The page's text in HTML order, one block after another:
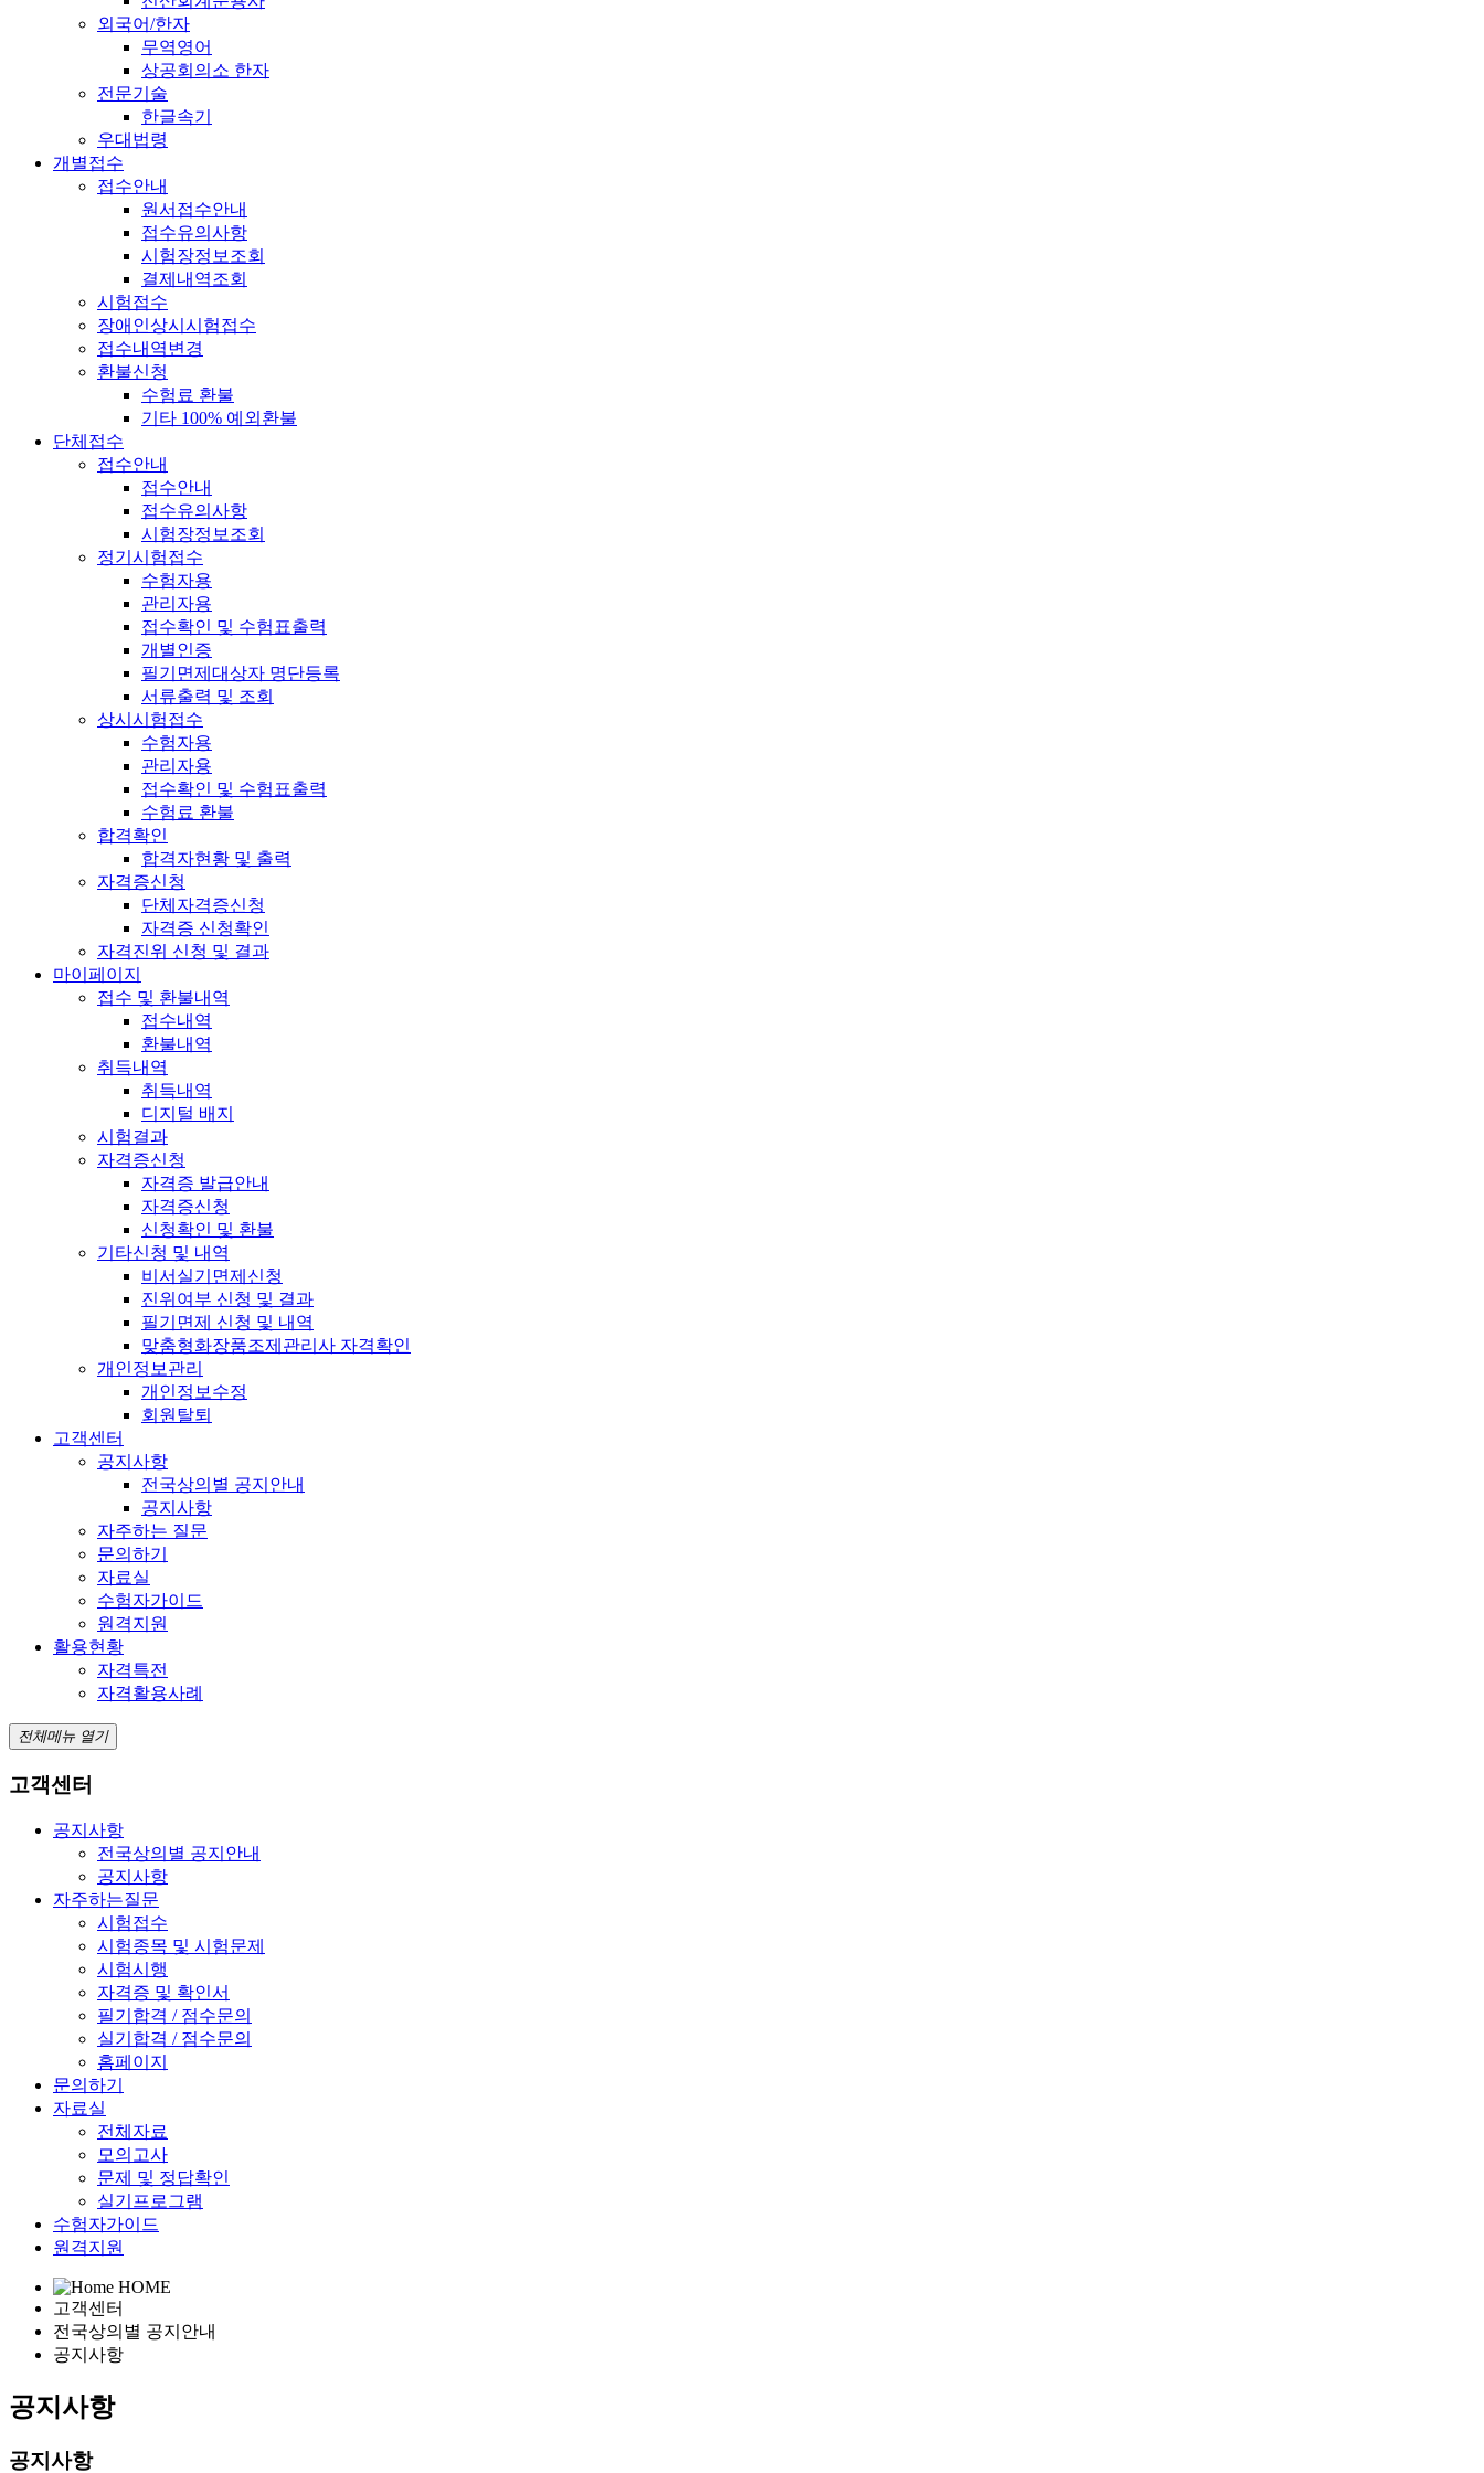
외국어/한자
무역영어
상공회의소 한자
전문기술
한글속기
우대법령
개별접수
접수안내
원서접수안내
접수유의사항
시험장정보조회
결제내역조회
시험접수
장애인상시시험접수
접수내역변경
환불신청
수험료 환불
기타 100% 예외환불
단체접수
접수안내
접수안내
접수유의사항
시험장정보조회
정기시험접수
수험자용
관리자용
접수확인 및 수험표출력
개별인증
필기면제대상자 명단등록
서류출력 및 조회
상시시험접수
수험자용
관리자용
접수확인 및 수험표출력
수험료 환불
합격확인
합격자현황 및 출력
자격증신청
단체자격증신청
자격증 신청확인
자격진위 신청 및 결과
마이페이지
접수 및 환불내역
접수내역
환불내역
취득내역
취득내역
디지털 배지
시험결과
자격증신청
자격증 발급안내
자격증신청
신청확인 및 환불
기타신청 및 내역
비서실기면제신청
진위여부 신청 및 결과
필기면제 신청 및 내역
맞춤형화장품조제관리사 자격확인
개인정보관리
개인정보수정
회원탈퇴
고객센터
공지사항
전국상의별 공지안내
공지사항
자주하는 질문
문의하기
자료실
수험자가이드
원격지원
활용현황
자격특전
자격활용사례
전체메뉴 열기
고객센터
공지사항
전국상의별 공지안내
공지사항
자주하는질문
시험접수
시험종목 및 시험문제
시험시행
자격증 및 확인서
필기합격 / 점수문의
실기합격 / 점수문의
홈페이지
문의하기
자료실
전체자료
모의고사
문제 및 정답확인
실기프로그램
수험자가이드
원격지원
HOME
고객센터
전국상의별 공지안내
공지사항
공지사항
공지사항